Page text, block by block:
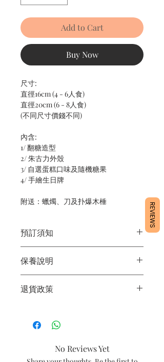
Add to Cart
Buy Now
尺寸:
直徑16cm (4 - 6人食)
直徑20cm (6 - 8人食)
(不同尺寸價錢不同)
內含:
1/ 翻糖造型
2/ 朱古力外殼
3/ 自選蛋糕口味及隨機糖果
4/ 手繪生日牌
附送：蠟燭、刀及扑爆木棰
預訂須知
定日期取貨請提早10 - 14天前落單🤗
2/ 下單後24小時內會有專人電郵確認訂
單
3/ 取貨時需要出示確認訊息 或 訂單編
店】
6/ 送貨訂單：本店只提供營業時間內送
貨。運費請參考常見問題。
保養說明
2/ 運送時避免大力搖晃
退貨政策
作，不設退換。
No Reviews Yet
REVIEWS